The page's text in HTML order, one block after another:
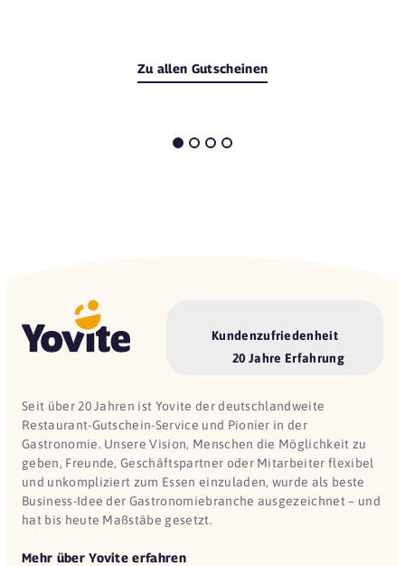
Zu allen Gutscheinen
Kundenzufriedenheit
20 Jahre Erfahrung
Seit über 20 Jahren ist Yovite der deutschlandweite
Restaurant-Gutschein-Service und Pionier in der
Gastronomie. Unsere Vision, Menschen die Möglichkeit zu
geben, Freunde, Geschäftspartner oder Mitarbeiter flexibel
und unkompliziert zum Essen einzuladen, wurde als beste
Business-Idee der Gastronomiebranche ausgezeichnet – und
hat bis heute Maßstäbe gesetzt.
Mehr über Yovite erfahren